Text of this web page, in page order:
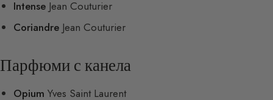
Intense Jean Couturier
Coriandre Jean Couturier
Парфюми с канела
Opium Yves Saint Laurent